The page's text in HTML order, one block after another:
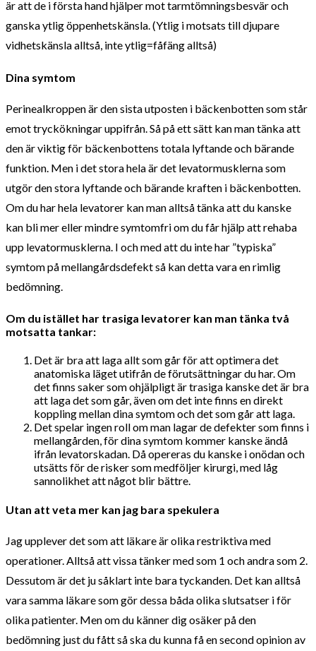
är att de i första hand hjälper mot tarmtömningsbesvär och
ganska ytlig öppenhetskänsla. (Ytlig i motsats till djupare
vidhetskänsla alltså, inte ytlig=fåfäng alltså)
Dina symtom
Perinealkroppen är den sista utposten i bäckenbotten som står
emot tryckökningar uppifrån. Så på ett sätt kan man tänka att
den är viktig för bäckenbottens totala lyftande och bärande
funktion. Men i det stora hela är det levatormusklerna som
utgör den stora lyftande och bärande kraften i bäckenbotten.
Om du har hela levatorer kan man alltså tänka att du kanske
kan bli mer eller mindre symtomfri om du får hjälp att rehaba
upp levatormusklerna. I och med att du inte har ”typiska”
symtom på mellangårdsdefekt så kan detta vara en rimlig
bedömning.
Om du istället har trasiga levatorer kan man tänka två
motsatta tankar:
Det är bra att laga allt som går för att optimera det
anatomiska läget utifrån de förutsättningar du har. Om
det finns saker som ohjälpligt är trasiga kanske det är bra
att laga det som går, även om det inte finns en direkt
koppling mellan dina symtom och det som går att laga.
Det spelar ingen roll om man lagar de defekter som finns i
mellangården, för dina symtom kommer kanske ändå
ifrån levatorskadan. Då opereras du kanske i onödan och
utsätts för de risker som medföljer kirurgi, med låg
sannolikhet att något blir bättre.
Utan att veta mer kan jag bara spekulera
Jag upplever det som att läkare är olika restriktiva med
operationer. Alltså att vissa tänker med som 1 och andra som 2.
Dessutom är det ju såklart inte bara tyckanden. Det kan alltså
vara samma läkare som gör dessa båda olika slutsatser i för
olika patienter. Men om du känner dig osäker på den
bedömning just du fått så ska du kunna få en second opinion av